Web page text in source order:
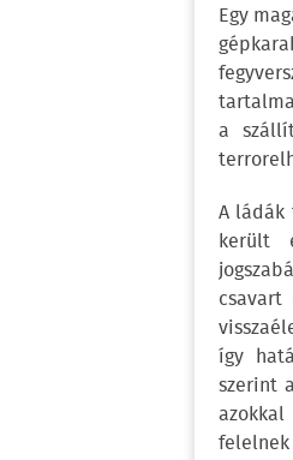
Egy
a
A ládák
került
így
szerint
felelnek